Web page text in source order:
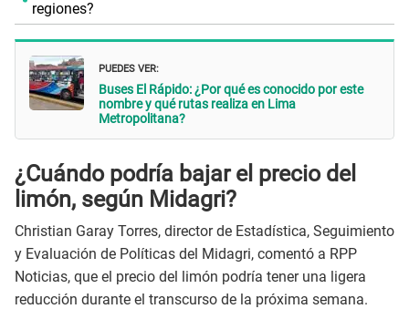
regiones?
PUEDES VER:
Buses El Rápido: ¿Por qué es conocido por este
nombre y qué rutas realiza en Lima
Metropolitana?
¿Cuándo podría bajar el precio del
limón, según Midagri?
Christian Garay Torres, director de Estadística, Seguimiento
y Evaluación de Políticas del Midagri, comentó a RPP
Noticias, que el precio del limón podría tener una ligera
reducción durante el transcurso de la próxima semana.